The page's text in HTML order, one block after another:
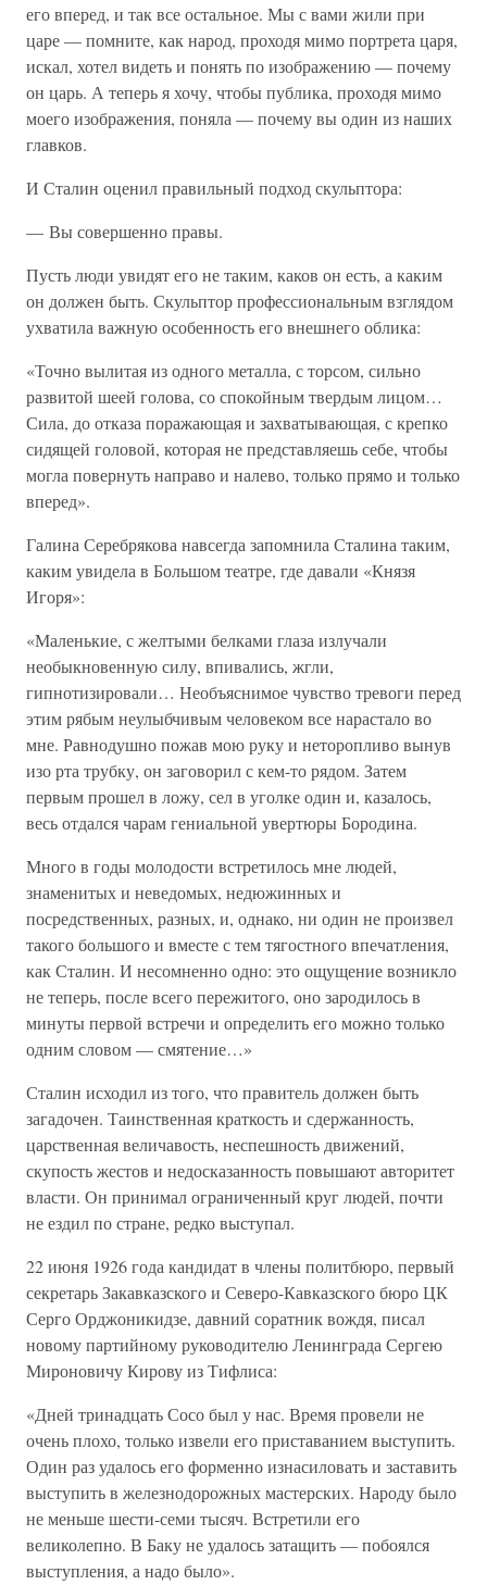
его вперед, и так все остальное. Мы с вами жили при
царе — помните, как народ, проходя мимо портрета царя,
искал, хотел видеть и понять по изображению — почему
он царь. А теперь я хочу, чтобы публика, проходя мимо
моего изображения, поняла — почему вы один из наших
главков.
И Сталин оценил правильный подход скульптора:
— Вы совершенно правы.
Пусть люди увидят его не таким, каков он есть, а каким
он должен быть. Скульптор профессиональным взглядом
ухватила важную особенность его внешнего облика:
«Точно вылитая из одного металла, с торсом, сильно
развитой шеей голова, со спокойным твердым лицом…
Сила, до отказа поражающая и захватывающая, с крепко
сидящей головой, которая не представляешь себе, чтобы
могла повернуть направо и налево, только прямо и только
вперед».
Галина Серебрякова навсегда запомнила Сталина таким,
каким увидела в Большом театре, где давали «Князя
Игоря»:
«Маленькие, с желтыми белками глаза излучали
необыкновенную силу, впивались, жгли,
гипнотизировали… Необъяснимое чувство тревоги перед
этим рябым неулыбчивым человеком все нарастало во
мне. Равнодушно пожав мою руку и неторопливо вынув
изо рта трубку, он заговорил с кем-то рядом. Затем
первым прошел в ложу, сел в уголке один и, казалось,
весь отдался чарам гениальной увертюры Бородина.
Много в годы молодости встретилось мне людей,
знаменитых и неведомых, недюжинных и
посредственных, разных, и, однако, ни один не произвел
такого большого и вместе с тем тягостного впечатления,
как Сталин. И несомненно одно: это ощущение возникло
не теперь, после всего пережитого, оно зародилось в
минуты первой встречи и определить его можно только
одним словом — смятение…»
Сталин исходил из того, что правитель должен быть
загадочен. Таинственная краткость и сдержанность,
царственная величавость, неспешность движений,
скупость жестов и недосказанность повышают авторитет
власти. Он принимал ограниченный круг людей, почти
не ездил по стране, редко выступал.
22 июня 1926 года кандидат в члены политбюро, первый
секретарь Закавказского и Северо-Кавказского бюро ЦК
Серго Орджоникидзе, давний соратник вождя, писал
новому партийному руководителю Ленинграда Сергею
Мироновичу Кирову из Тифлиса:
«Дней тринадцать Сосо был у нас. Время провели не
очень плохо, только извели его приставанием выступить.
Один раз удалось его форменно изнасиловать и заставить
выступить в железнодорожных мастерских. Народу было
не меньше шести-семи тысяч. Встретили его
великолепно. В Баку не удалось затащить — побоялся
выступления, а надо было».